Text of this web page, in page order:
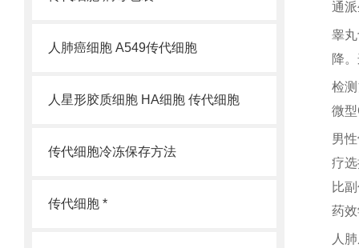
人肺癌细胞 A549传代细胞
人星形胶质细胞 HA细胞 传代细胞
传代细胞冷冻保存方法
传代细胞 *
通
睾
降
检
微
男
疗
比
药
人